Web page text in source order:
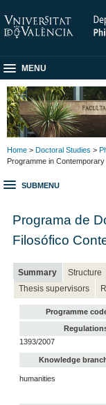
MENU
Home > Doctoral Studies >
Programme in
SUBMENU
Programa de
Filosófico
Summary Structure
Thesis supervisors
Programme
1393/2007
Knowledge
humanities